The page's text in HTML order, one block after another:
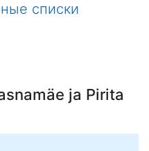
списки
ja Pirita